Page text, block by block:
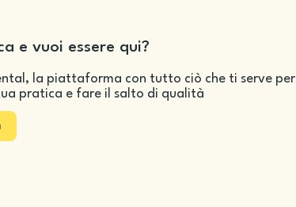
e vuoi essere qui?
la piattaforma con tutto ciò che ti serve per
pratica e fare il salto di qualità